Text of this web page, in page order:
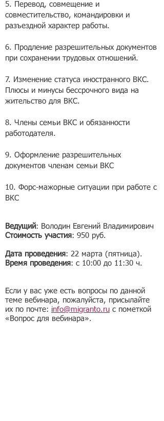
5. Перевод, совмещение и
совместительство, командировки и
разъездной характер работы.
6. Продление разрешительных документов
при сохранении трудовых отношений.
7. Изменение статуса иностранного ВКС.
Плюсы и минусы бессрочного вида на
жительство для ВКС.
8. Члены семьи ВКС и обязанности
работодателя.
9. Оформление разрешительных
документов членам семьи ВКС
10. Форс-мажорные ситуации при работе с
ВКС
Ведущий: Володин Евгений Владимирович
Стоимость участия: 950 руб.
Дата проведения: 22 марта (пятница).
Время проведения: с 10:00 до 11:30 ч.
Если у вас уже есть вопросы по данной
теме вебинара, пожалуйста, присылайте
их по почте: info@migranto.ru с пометкой
«Вопрос для вебинара».